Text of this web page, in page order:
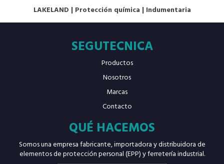
LAKELAND | Protección química | Indumentaria
SEGUTECNICA
Productos
Nosotros
Marcas
Contacto
QUÉ HACEMOS
Somos una empresa fabricante, importadora y distribuidora de
elementos de protección personal (EPP) y ferretería industrial.